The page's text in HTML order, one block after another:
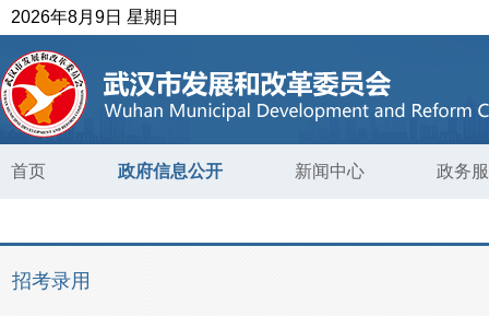
2026年8月9日 星期日
首页 政府信息公开 新闻中心 政务
招考录用